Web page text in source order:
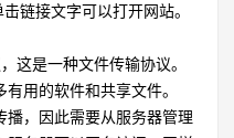
链接文字可以打开网站。
是一种文件传输协议。
用的软件和共享文件。
播，因此需要从服务器管理